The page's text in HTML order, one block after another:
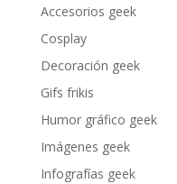
Accesorios geek
Cosplay
Decoración geek
Gifs frikis
Humor gráfico geek
Imágenes geek
Infografías geek